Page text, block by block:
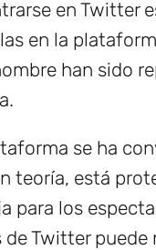
en Twitter
en la
han sido
se ha
teoría, está
para los
de Twitter puede